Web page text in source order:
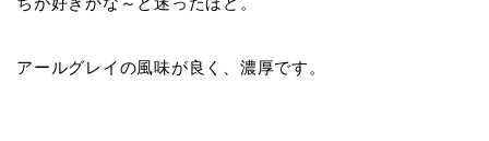
アールグレイの風味が良く、濃厚です。